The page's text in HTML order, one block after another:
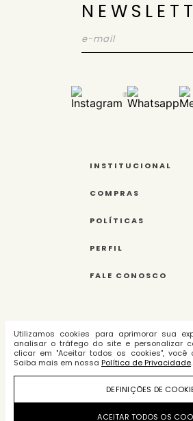
Utilizamos cookies para aprimorar sua
analisar o tráfego do site e personalizar
clicar em "Aceitar todos os cookies", você
Saiba mais em nossa Política de Privacidade.
DEFINIÇÕES DE
ACEITAR TODOS OS
INSTITUCIONAL
COMPRAS
POLÍTICAS
PERFIL
FALE CONOSCO
Amarques Indústria e
Roupas Ltda. -